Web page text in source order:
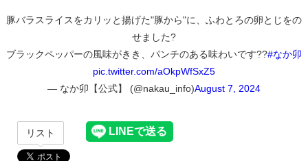
豚バラスライスをカリッと揚げた"豚から"に、ふわとろの卵とじをの
せました?
ブラックペッパーの風味がきき、パンチのある味わいです??#なか卯
pic.twitter.com/aOkpWfSxZ5
— なか卯【公式】 (@nakau_info)August 7, 2024
リスト